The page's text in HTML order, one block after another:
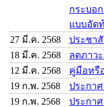
กระบอ
แบบอัด
27 มี.ค. 2568
ประชา
18 มี.ค. 2568
ลดภาว
12 มี.ค. 2568
คู่มือหรื
19 ก.พ. 2568
ประกา
19 ก.พ. 2568
ประกา